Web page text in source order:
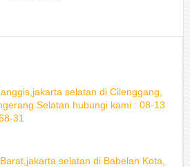
selatan di Cilenggang,
Selatan hubungi kami : 08-13
31
selatan di Babelan Kota,